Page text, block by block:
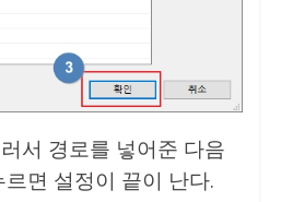
서 경로를 넣어준 다음
르면 설정이 끝이 난다.